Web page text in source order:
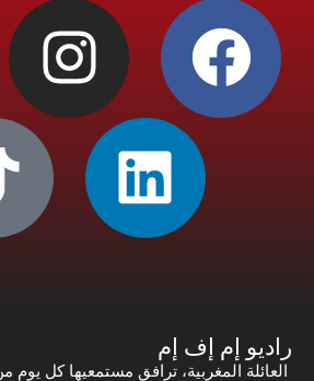
راديو إم إف إم
العائلة المغربية، ترافق مستمعيها كل يوم